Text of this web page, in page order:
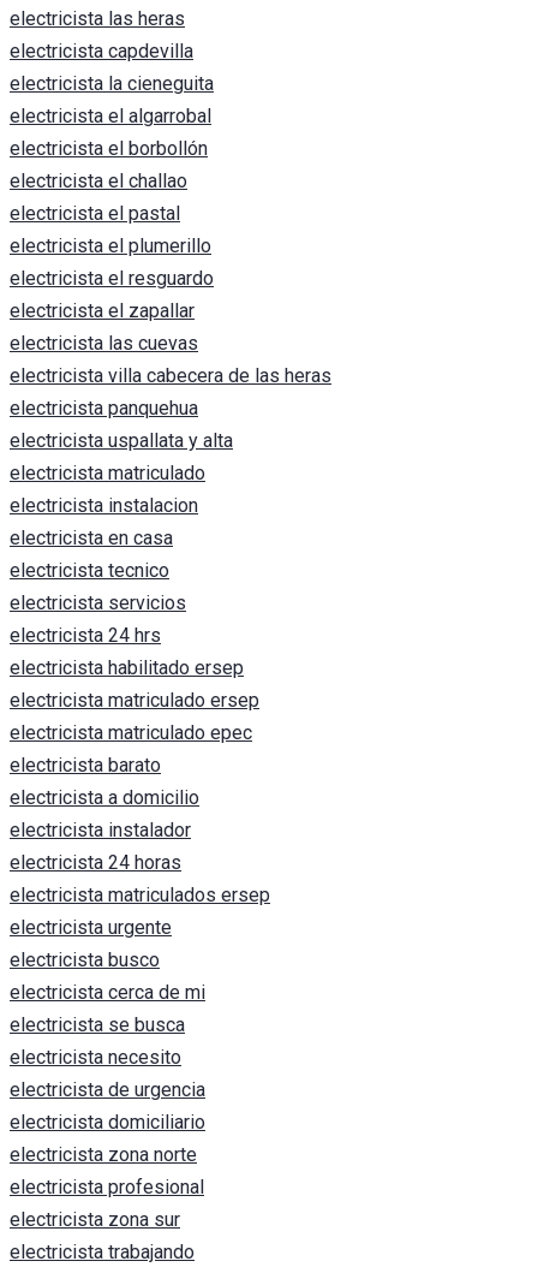
electricista las heras
electricista capdevilla
electricista la cieneguita
electricista el algarrobal
electricista el borbollón
electricista el challao
electricista el pastal
electricista el plumerillo
electricista el resguardo
electricista el zapallar
electricista las cuevas
electricista villa cabecera de las heras
electricista panquehua
electricista uspallata y alta
electricista matriculado
electricista instalacion
electricista en casa
electricista tecnico
electricista servicios
electricista 24 hrs
electricista habilitado ersep
electricista matriculado ersep
electricista matriculado epec
electricista barato
electricista a domicilio
electricista instalador
electricista 24 horas
electricista matriculados ersep
electricista urgente
electricista busco
electricista cerca de mi
electricista se busca
electricista necesito
electricista de urgencia
electricista domiciliario
electricista zona norte
electricista profesional
electricista zona sur
electricista trabajando